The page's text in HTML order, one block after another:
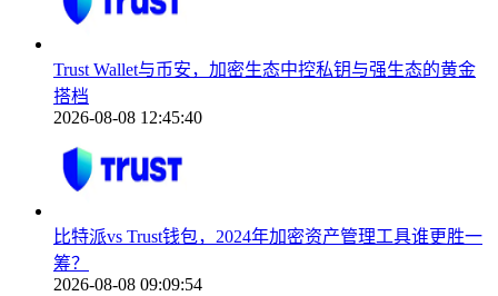
Trust Wallet与币安，加密生态中控私钥与强生态的黄金
搭档
2026-08-08 12:45:40
比特派vs Trust钱包，2024年加密资产管理工具谁更胜一
筹？
2026-08-08 09:09:54